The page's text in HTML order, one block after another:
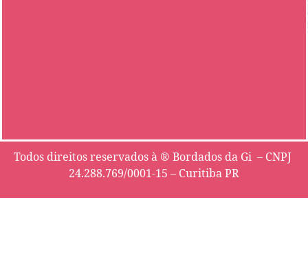
Todos direitos reservados à ® Bordados da Gi – CNPJ
24.288.769/0001-15 – Curitiba PR